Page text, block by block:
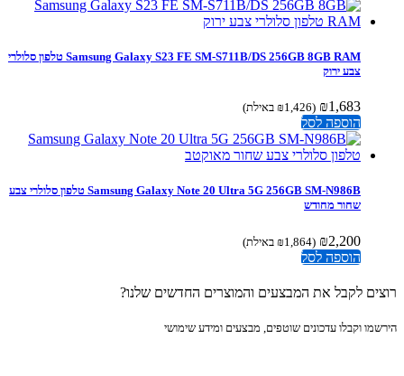
Samsung Galaxy S23 FE SM-S711B/DS 256GB 8GB RAM טלפון סלולרי
צבע ירוק
₪1,683
(
₪1,426 באילת)
הוספה לסל
Samsung Galaxy Note 20 Ultra 5G 256GB SM-N986B טלפון סלולרי צבע
שחור מחודש
₪2,200
(
₪1,864 באילת)
הוספה לסל
לקבל את המבצעים והמוצרים החדשים שלנו?
וקבלו עדכונים שוטפים, מבצעים ומידע שימושי